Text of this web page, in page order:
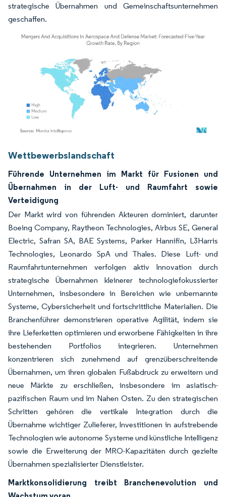
strategische Übernahmen und Gemeinschaftsunternehmen
geschaffen.
Wettbewerbslandschaft
Führende Unternehmen im Markt für Fusionen und
Übernahmen in der Luft- und Raumfahrt sowie
Verteidigung
Der Markt wird von führenden Akteuren dominiert, darunter
Boeing Company, Raytheon Technologies, Airbus SE, General
Electric, Safran SA, BAE Systems, Parker Hannifin, L3Harris
Technologies, Leonardo SpA und Thales. Diese Luft- und
Raumfahrtunternehmen verfolgen aktiv Innovation durch
strategische Übernahmen kleinerer technologiefokussierter
Unternehmen, insbesondere in Bereichen wie unbemannte
Systeme, Cybersicherheit und fortschrittliche Materialien. Die
Branchenführer demonstrieren operative Agilität, indem sie
ihre Lieferketten optimieren und erworbene Fähigkeiten in ihre
bestehenden Portfolios integrieren. Unternehmen
konzentrieren sich zunehmend auf grenzüberschreitende
Übernahmen, um ihren globalen Fußabdruck zu erweitern und
neue Märkte zu erschließen, insbesondere im asiatisch-
pazifischen Raum und im Nahen Osten. Zu den strategischen
Schritten gehören die vertikale Integration durch die
Übernahme wichtiger Zulieferer, Investitionen in aufstrebende
Technologien wie autonome Systeme und künstliche Intelligenz
sowie die Erweiterung der MRO-Kapazitäten durch gezielte
Übernahmen spezialisierter Dienstleister.
Marktkonsolidierung treibt Branchenevolution und